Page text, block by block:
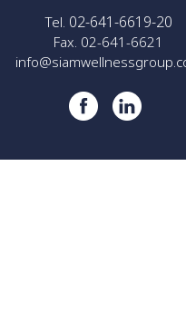
Tel. 02-641-6619-20
Fax. 02-641-6621